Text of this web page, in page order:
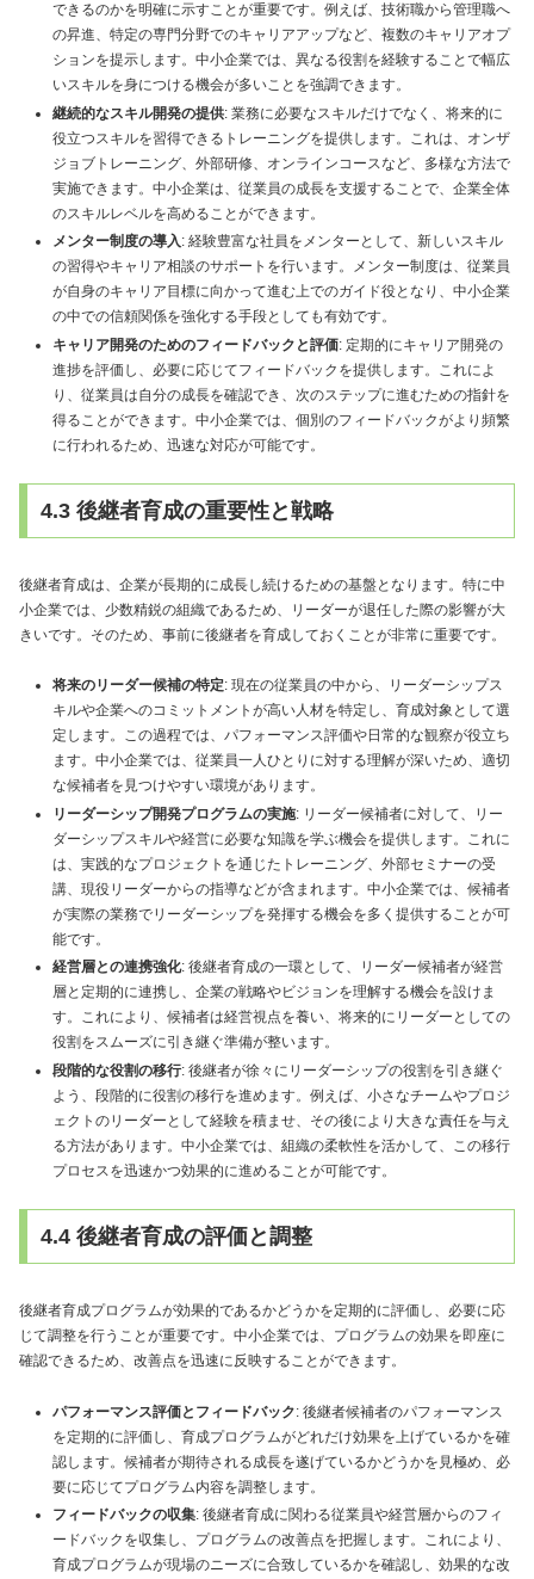
できるのかを明確に示すことが重要です。例えば、技術職から管理職へ
の昇進、特定の専門分野でのキャリアアップなど、複数のキャリアオプ
ションを提示します。中小企業では、異なる役割を経験することで幅広
いスキルを身につける機会が多いことを強調できます。
継続的なスキル開発の提供: 業務に必要なスキルだけでなく、将来的に
役立つスキルを習得できるトレーニングを提供します。これは、オンザ
ジョブトレーニング、外部研修、オンラインコースなど、多様な方法で
実施できます。中小企業は、従業員の成長を支援することで、企業全体
のスキルレベルを高めることができます。
メンター制度の導入: 経験豊富な社員をメンターとして、新しいスキル
の習得やキャリア相談のサポートを行います。メンター制度は、従業員
が自身のキャリア目標に向かって進む上でのガイド役となり、中小企業
の中での信頼関係を強化する手段としても有効です。
キャリア開発のためのフィードバックと評価: 定期的にキャリア開発の
進捗を評価し、必要に応じてフィードバックを提供します。これによ
り、従業員は自分の成長を確認でき、次のステップに進むための指針を
得ることができます。中小企業では、個別のフィードバックがより頻繁
に行われるため、迅速な対応が可能です。
4.3 後継者育成の重要性と戦略
後継者育成は、企業が長期的に成長し続けるための基盤となります。特に中
小企業では、少数精鋭の組織であるため、リーダーが退任した際の影響が大
きいです。そのため、事前に後継者を育成しておくことが非常に重要です。
将来のリーダー候補の特定: 現在の従業員の中から、リーダーシップス
キルや企業へのコミットメントが高い人材を特定し、育成対象として選
定します。この過程では、パフォーマンス評価や日常的な観察が役立ち
ます。中小企業では、従業員一人ひとりに対する理解が深いため、適切
な候補者を見つけやすい環境があります。
リーダーシップ開発プログラムの実施: リーダー候補者に対して、リー
ダーシップスキルや経営に必要な知識を学ぶ機会を提供します。これに
は、実践的なプロジェクトを通じたトレーニング、外部セミナーの受
講、現役リーダーからの指導などが含まれます。中小企業では、候補者
が実際の業務でリーダーシップを発揮する機会を多く提供することが可
能です。
経営層との連携強化: 後継者育成の一環として、リーダー候補者が経営
層と定期的に連携し、企業の戦略やビジョンを理解する機会を設けま
す。これにより、候補者は経営視点を養い、将来的にリーダーとしての
役割をスムーズに引き継ぐ準備が整います。
段階的な役割の移行: 後継者が徐々にリーダーシップの役割を引き継ぐ
よう、段階的に役割の移行を進めます。例えば、小さなチームやプロジ
ェクトのリーダーとして経験を積ませ、その後により大きな責任を与え
る方法があります。中小企業では、組織の柔軟性を活かして、この移行
プロセスを迅速かつ効果的に進めることが可能です。
4.4 後継者育成の評価と調整
後継者育成プログラムが効果的であるかどうかを定期的に評価し、必要に応
じて調整を行うことが重要です。中小企業では、プログラムの効果を即座に
確認できるため、改善点を迅速に反映することができます。
パフォーマンス評価とフィードバック: 後継者候補者のパフォーマンス
を定期的に評価し、育成プログラムがどれだけ効果を上げているかを確
認します。候補者が期待される成長を遂げているかどうかを見極め、必
要に応じてプログラム内容を調整します。
フィードバックの収集: 後継者育成に関わる従業員や経営層からのフィ
ードバックを収集し、プログラムの改善点を把握します。これにより、
育成プログラムが現場のニーズに合致しているかを確認し、効果的な改